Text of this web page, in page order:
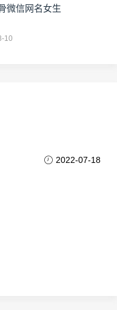
微信网名女生
10
2022-07-18